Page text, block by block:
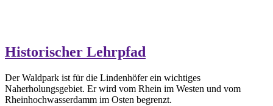
Historischer Lehrpfad
Der Waldpark ist für die Lindenhöfer ein wichtiges
Naherholungsgebiet. Er wird vom Rhein im Westen und vom
Rheinhochwasserdamm im Osten begrenzt.